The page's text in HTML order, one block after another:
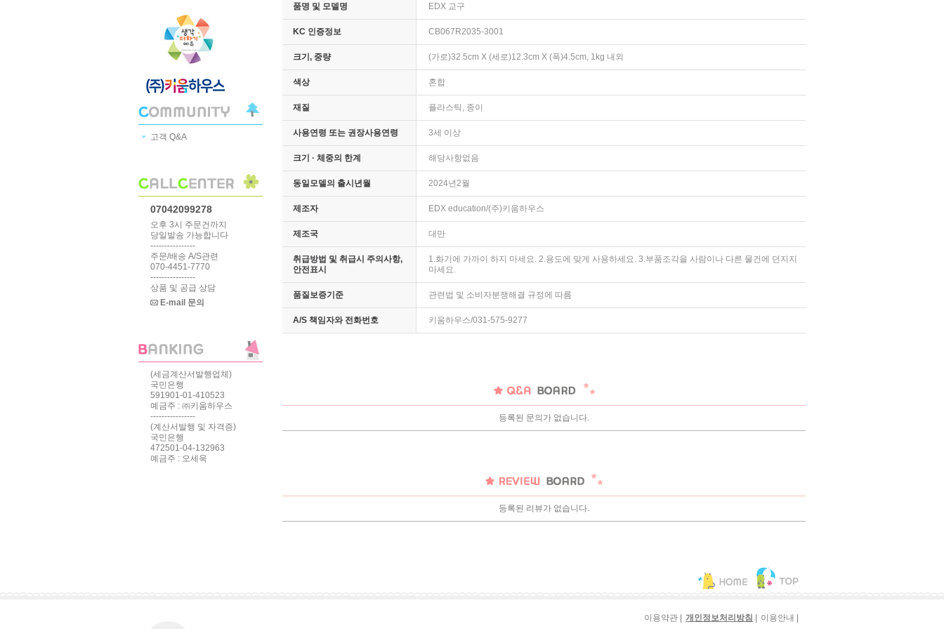
고객 Q&A
07042099278
오후 3시 주문건까지
당일발송 가능합니다
----------------
주문/배송 A/S관련
070-4451-7770
----------------
상품 및 공급 상담
E-mail 문의
(세금계산서발행업체)
국민은행
591901-01-410523
예금주 : ㈜키움하우스
----------------
(계산서발행 및 자격증)
국민은행
472501-04-132963
예금주 : 오세욱
품명 및 모델명 EDX 교구
KC 인증정보 CB067R2035-3001
크기, 중량 (가로)32.5cm X (세로)12.3cm X (폭)4.5cm, 1kg 내외
색상 혼합
재질 플라스틱, 종이
사용연령 또는 권장사용연령 3세 이상
크기 · 체중의 한계 해당사항없음
동일모델의 출시년월 2024년2월
제조자 EDX education/(주)키움하우스
제조국 대만
취급방법 및 취급시 주의사항,
안전표시
1.화기에 가까이 하지 마세요. 2.용도에 맞게 사용하세요. 3.부품조각을 사람이나 다른 물건에 던지지
마세요.
품질보증기준 관련법 및 소비자분쟁해결 규정에 따름
A/S 책임자와 전화번호 키움하우스/031-575-9277
등록된 문의가 없습니다.
등록된 리뷰가 없습니다.
이용약관 | 개인정보처리방침 | 이용안내 |